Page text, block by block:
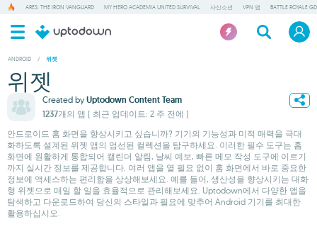
ARES: THE IRON VANGUARD MY HERO ACADEMIA UNITED SURVIVAL 사신소년 VPN 앱 BATTLE ROYALE GD
ANDROID / 위젯
위젯
Created by Uptodown Content Team
1237개의 앱 ( 최근 업데이트: 2 주 전에 )
안드로이드 홈 화면을 향상시키고 싶습니까? 기기의 기능성과 미적 매력을 극대
화하도록 설계된 위젯 앱의 엄선된 컬렉션을 탐구하세요. 이러한 필수 도구는 홈
화면에 원활하게 통합되어 캘린더 알림, 날씨 예보, 빠른 메모 작성 도구에 이르기
까지 실시간 정보를 제공합니다. 여러 앱을 열 필요 없이 홈 화면에서 바로 중요한
정보에 액세스하는 편리함을 상상해보세요. 예를 들어, 생산성을 향상시키는 대화
형 위젯으로 매일 할 일을 효율적으로 관리해보세요. Uptodown에서 다양한 앱을
탐색하고 다운로드하여 당신의 스타일과 필요에 맞추어 Android 기기를 최대한
활용하십시오.